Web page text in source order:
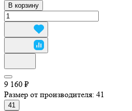
В корзину
9 160 ₽
Размер от производителя: 41
41